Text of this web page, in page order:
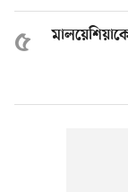
৫